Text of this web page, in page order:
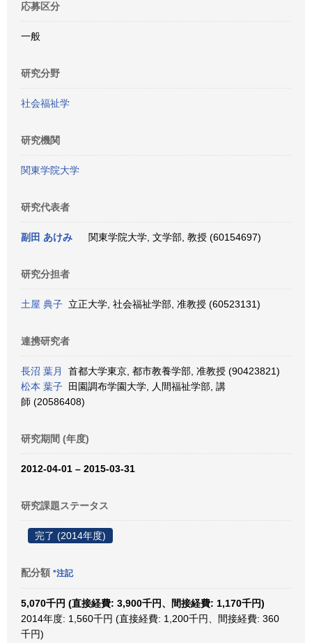
応募区分
一般
研究分野
社会福祉学
研究機関
関東学院大学
研究代表者
副田 あけみ 関東学院大学, 文学部, 教授 (60154697)
研究分担者
土屋 典子 立正大学, 社会福祉学部, 准教授 (60523131)
連携研究者
長沼 葉月
首都大学東京, 都市教養学部, 准教授 (90423821)
松本 葉子 田園調布学園大学, 人間福祉学部, 講
師 (20586408)
研究期間 (年度)
2012-04-01 – 2015-03-31
研究課題ステータス
完了 (2014年度)
配分額 *注記
5,070千円 (直接経費: 3,900千円、間接経費: 1,170千円)
2014年度: 1,560千円 (直接経費: 1,200千円、間接経費: 360
千円)